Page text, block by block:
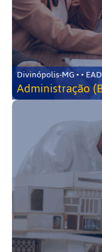
Divinópolis-MG • • EAD
Administração